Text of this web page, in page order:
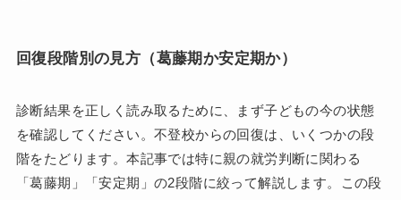
回復段階別の見方（葛藤期か安定期か）
診断結果を正しく読み取るために、まず子どもの今の状態
を確認してください。不登校からの回復は、いくつかの段
階をたどります。本記事では特に親の就労判断に関わる
「葛藤期」「安定期」の2段階に絞って解説します。この段